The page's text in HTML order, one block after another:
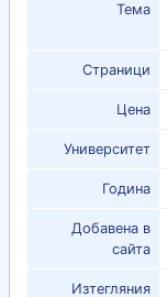
Тема
Страници
Цена
Университет
Година
Добавена в
сайта
Изтегляния